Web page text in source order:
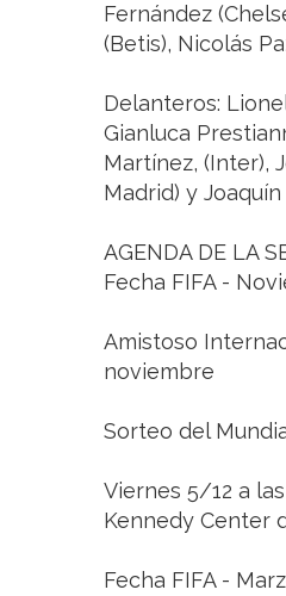
Fernández
(Betis), Nicolás
Delanteros:
Gianluca
Martínez, (Inter),
Madrid) y
AGENDA DE LA
Fecha FIFA -
Amistoso
noviembre
Sorteo del
Viernes 5/12 a
Kennedy Center
Fecha FIFA -